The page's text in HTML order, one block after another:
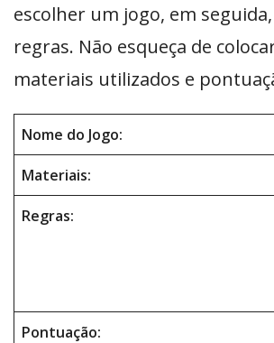
escolher um jogo, em
regras. Não esqueça de
materiais utilizados e
Nome do Jogo:
Materiais:
Regras:
Pontuação: